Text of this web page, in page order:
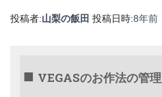
投稿者:山梨の飯田 投稿日時:8年前
VEGASのお作法の管